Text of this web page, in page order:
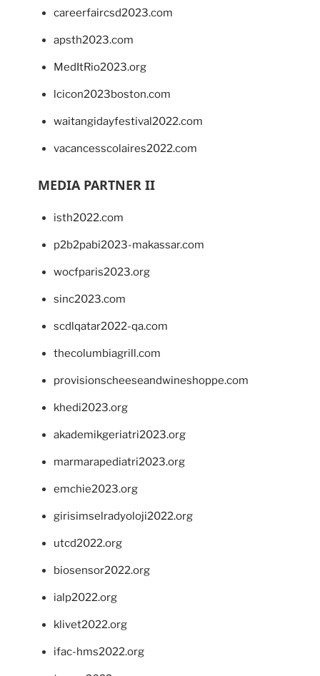
careerfaircsd2023.com
apsth2023.com
MedItRio2023.org
lcicon2023boston.com
waitangidayfestival2022.com
vacancesscolaires2022.com
MEDIA PARTNER II
isth2022.com
p2b2pabi2023-makassar.com
wocfparis2023.org
sinc2023.com
scdlqatar2022-qa.com
thecolumbiagrill.com
provisionscheeseandwineshoppe.com
khedi2023.org
akademikgeriatri2023.org
marmarapediatri2023.org
emchie2023.org
girisimselradyoloji2022.org
utcd2022.org
biosensor2022.org
ialp2022.org
klivet2022.org
ifac-hms2022.org